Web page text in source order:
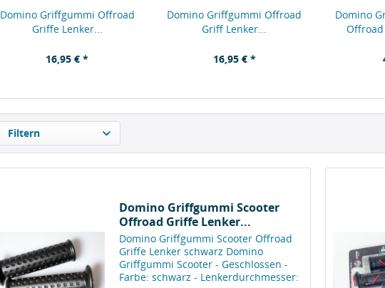
Domino Griffgummi Offroad
Griffe Lenker...
16,95 € *
Domino Griffgummi Offroad
Griff Lenker...
16,95 € *
Domino
Filtern
Domino Griffgummi Scooter
Offroad Griffe Lenker...
Domino Griffgummi Scooter Offroad
Griffe Lenker schwarz Domino
Griffgummi Scooter - Geschlossen -
Farbe: schwarz - Lenkerdurchmesser: